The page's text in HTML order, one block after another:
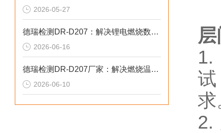
2026-05-27
德瑞检测DR-D207：解决锂电燃烧数据失真2026选型标准
2026-06-16
德瑞检测DR-D207厂家：解决燃烧温场不均数据漂移2026选型标准
2026-06-10
1.
求
2.